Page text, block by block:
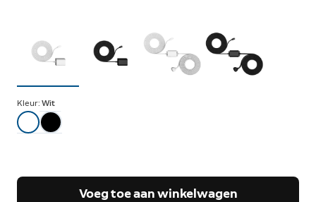
Kleur: Wit
Voeg toe aan winkelwagen